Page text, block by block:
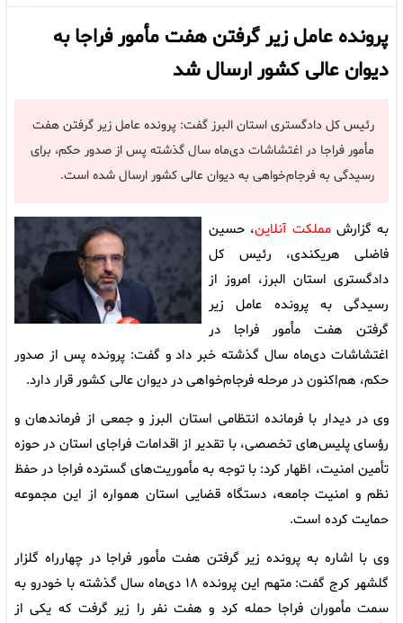
پرونده عامل زیر گرفتن هفت مأمور فراجا به
دیوان عالی کشور ارسال شد
رئیس کل دادگستری استان البرز گفت: پرونده عامل زیر گرفتن هفت
مأمور فراجا در اغتشاشات دی‌ماه سال گذشته پس از صدور حکم، برای
رسیدگی به فرجام‌خواهی به دیوان عالی کشور ارسال شده است.
به گزارشمملکت آنلاین، حسین
فاضلی هریکندی، رئیس کل
دادگستری استان البرز، امروز از
رسیدگی به پرونده عامل زیر
گرفتن هفت مأمور فراجا در
اغتشاشات دی‌ماه سال گذشته خبر داد و گفت: پرونده پس از صدور
حکم، هم‌اکنون در مرحله فرجام‌خواهی در دیوان عالی کشور قرار دارد.
وی در دیدار با فرمانده انتظامی استان البرز و جمعی از فرماندهان و
رؤسای پلیس‌های تخصصی، با تقدیر از اقدامات فراجای استان در حوزه
تأمین امنیت، اظهار کرد: با توجه به مأموریت‌های گسترده فراجا در حفظ
نظم و امنیت جامعه، دستگاه قضایی استان همواره از این مجموعه
حمایت کرده است.
وی با اشاره به پرونده زیر گرفتن هفت مأمور فراجا در چهارراه گلزار
گلشهر کرج گفت: متهم این پرونده ۱۸ دی‌ماه سال گذشته با خودرو به
سمت مأموران فراجا حمله کرد و هفت نفر را زیر گرفت که یکی از